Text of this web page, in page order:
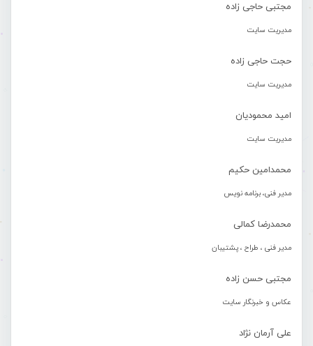
مجتبی حاجی زاده
مدیریت سایت
حجت حاجی زاده
مدیریت سایت
امید محمودیان
مدیریت سایت
محمدامین حکیم
مدیر فنی، برنامه نویس
محمدرضا کمالی
مدیر فنی ، طراح ، پشتیبان
مجتبی حسن زاده
عکاس و خبرنگار سایت
علی آرمان نژاد